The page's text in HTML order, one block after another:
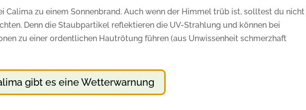
Calima zu einem Sonnenbrand. Auch wenn der Himmel trüb ist, solltest du
Denn die Staubpartikel reflektieren die UV-Strahlung und können bei
zu einer ordentlichen Hautrötung führen (aus Unwissenheit schmerzhaft
gibt es eine Wetterwarnung